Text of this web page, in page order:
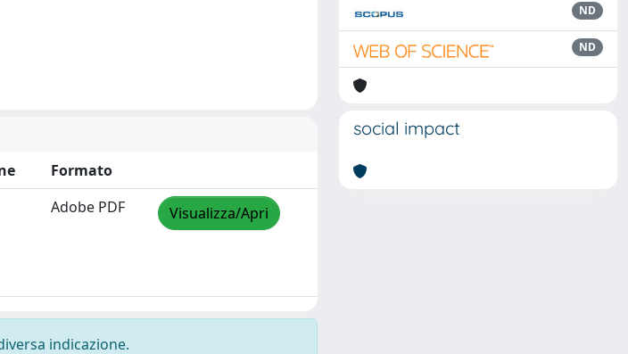
Formato
Adobe PDF Visualizza/Apri
indicazione.
ND
ND
social impact